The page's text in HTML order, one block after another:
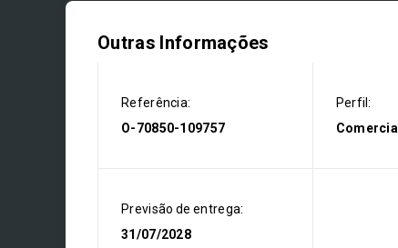
Outras Informações
Referência:
O-70850-109757
Perfil:
Comercial
Previsão de entrega:
31/07/2028